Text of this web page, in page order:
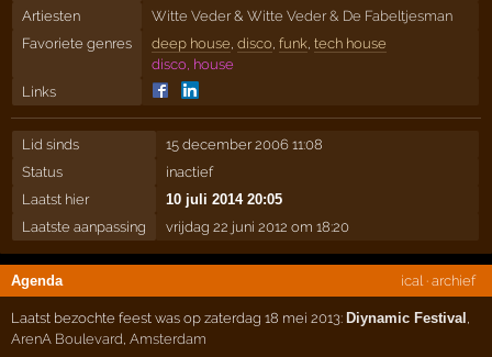
Artiesten
Witte Veder& Witte Veder & De Fabeltjesman
Favoriete genres
deep house disco, funk, tech house
disco, house
Links
Lid sinds
15 december 2006 11:08
Status
inactief
Laatst hier
10 juli 2014 20:05
Laatste aanpassing
vrijdag 22 juni 2012 om 18:20
Agenda ical · archief
Laatst bezochte feest was op zaterdag 18 mei 2013: Diynamic Festival ,
ArenA Boulevard,Amsterdam